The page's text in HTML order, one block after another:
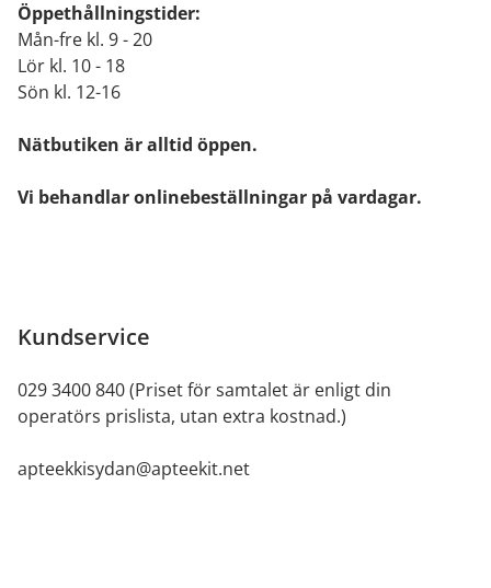
Öppethållningstider:
Mån-fre kl. 9 - 20
Lör kl. 10 - 18
Sön kl. 12-16
Nätbutiken är alltid öppen.
Vi behandlar onlinebeställningar på vardagar.
Kundservice
029 3400 840 (Priset för samtalet är enligt din
operatörs prislista, utan extra kostnad.)
apteekkisydan@apteekit.net